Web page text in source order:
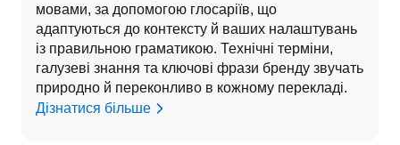
мовами, за допомогою глосаріїв, що
адаптуються до контексту й ваших налаштувань
із правильною граматикою. Технічні терміни,
галузеві знання та ключові фрази бренду звучать
природно й переконливо в кожному перекладі.
Дізнатися більше